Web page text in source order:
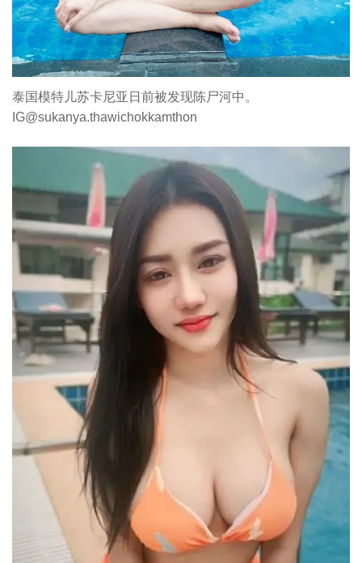
泰国模特儿苏卡尼亚日前被发现陈尸河中。
IG@sukanya.thawichokkamthon